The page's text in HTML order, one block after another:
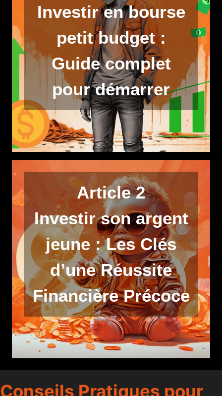
Investir en bourse
petit budget :
Guide complet
pour démarrer
Article 2
Investir son argent
jeune : Les Clés
d’une Réussite
Financière Précoce
Conseils Pratiques pour